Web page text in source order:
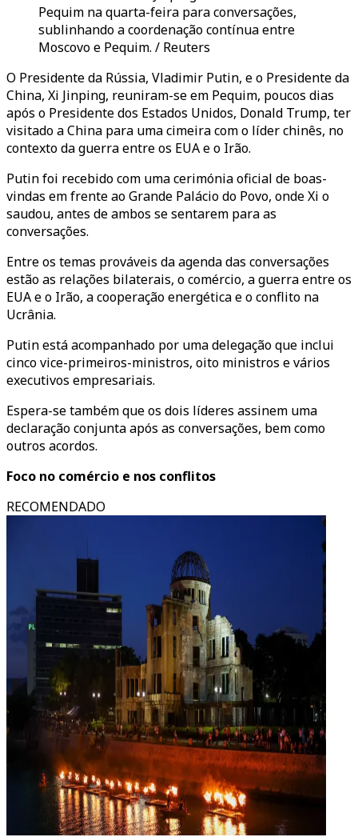
Pequim na quarta-feira para conversações,
sublinhando a coordenação contínua entre
Moscovo e Pequim. / Reuters
O Presidente da Rússia, Vladimir Putin, e o Presidente da
China, Xi Jinping, reuniram-se em Pequim, poucos dias
após o Presidente dos Estados Unidos, Donald Trump, ter
visitado a China para uma cimeira com o líder chinês, no
contexto da guerra entre os EUA e o Irão.
Putin foi recebido com uma cerimónia oficial de boas-
vindas em frente ao Grande Palácio do Povo, onde Xi o
saudou, antes de ambos se sentarem para as
conversações.
Entre os temas prováveis da agenda das conversações
estão as relações bilaterais, o comércio, a guerra entre os
EUA e o Irão, a cooperação energética e o conflito na
Ucrânia.
Putin está acompanhado por uma delegação que inclui
cinco vice-primeiros-ministros, oito ministros e vários
executivos empresariais.
Espera-se também que os dois líderes assinem uma
declaração conjunta após as conversações, bem como
outros acordos.
Foco no comércio e nos conflitos
RECOMENDADO